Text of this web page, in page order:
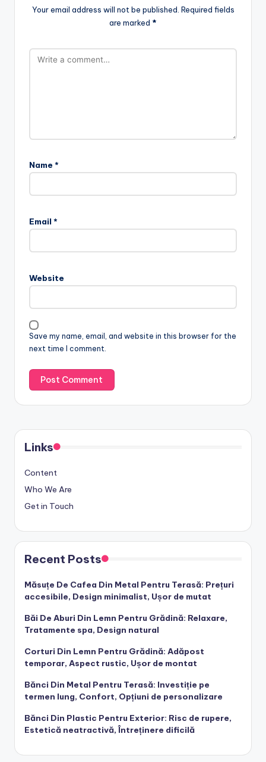
Your email address will not be published. Required fields
are marked *
Name *
Email *
Website
Save my name, email, and website in this browser for the
next time I comment.
Links
Content
Who We Are
Get in Touch
Recent Posts
Măsuțe De Cafea Din Metal Pentru Terasă: Prețuri
accesibile, Design minimalist, Ușor de mutat
Băi De Aburi Din Lemn Pentru Grădină: Relaxare,
Tratamente spa, Design natural
Corturi Din Lemn Pentru Grădină: Adăpost
temporar, Aspect rustic, Ușor de montat
Bănci Din Metal Pentru Terasă: Investiție pe
termen lung, Confort, Opțiuni de personalizare
Bănci Din Plastic Pentru Exterior: Risc de rupere,
Estetică neatractivă, Întreținere dificilă